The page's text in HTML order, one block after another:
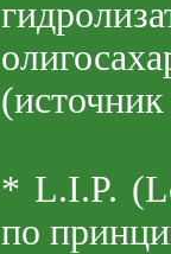
* L.I.P.
по